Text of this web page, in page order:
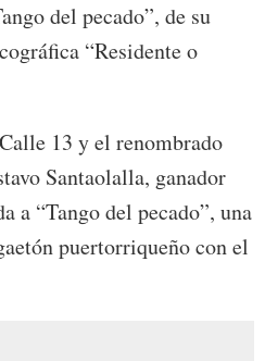
del pecado”, de su
“Residente o
13 y el renombrado
Santaolalla, ganador
a “Tango del pecado”, una
puertorriqueño con el